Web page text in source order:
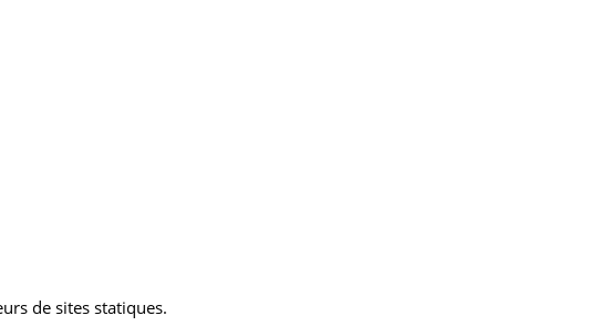
de sites statiques.